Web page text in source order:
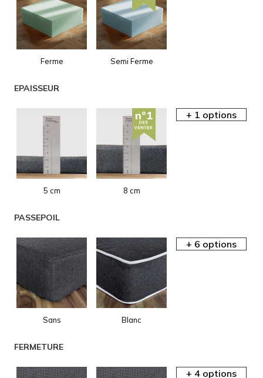
Ferme Semi Ferme
EPAISSEUR
5 cm 8 cm
PASSEPOIL
Sans Blanc
FERMETURE